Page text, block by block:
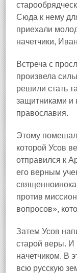
Сюда к нему
приехали
начетчики,
Встреча с
произвела
решили стать
защитниками и
православия.
Этому
которой Усов
отправился к
его верным
против
вопросов»,
Затем Усов
старой веры. И
начетчиком. В
всю русскую